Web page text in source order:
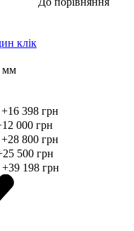
клік
мм
398 грн
000 грн
800 грн
500 грн
198 грн